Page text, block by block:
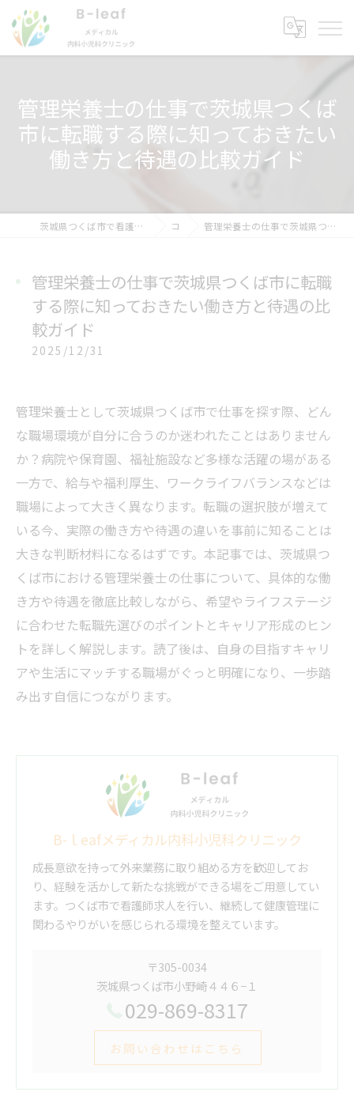
管理栄養士の仕事で茨城県つくば
市に転職する際に知っておきたい
働き方と待遇の比較ガイド
茨城県つくば市で看護師の求人ならB-leafメディカル内科小児科クリニック コラム 管理栄養士の仕事で茨城県つくば市に転職する際に知っておきたい働き方と待遇の比較ガイド
管理栄養士の仕事で茨城県つくば市に転職
する際に知っておきたい働き方と待遇の比
較ガイド
2025/12/31
管理栄養士として茨城県つくば市で仕事を探す際、どん
な職場環境が自分に合うのか迷われたことはありません
か？病院や保育園、福祉施設など多様な活躍の場がある
一方で、給与や福利厚生、ワークライフバランスなどは
職場によって大きく異なります。転職の選択肢が増えて
いる今、実際の働き方や待遇の違いを事前に知ることは
大きな判断材料になるはずです。本記事では、茨城県つ
くば市における管理栄養士の仕事について、具体的な働
き方や待遇を徹底比較しながら、希望やライフステージ
に合わせた転職先選びのポイントとキャリア形成のヒン
トを詳しく解説します。読了後は、自身の目指すキャリ
アや生活にマッチする職場がぐっと明確になり、一歩踏
み出す自信につながります。
B-ｌeafメディカル内科小児科クリニック
成長意欲を持って外来業務に取り組める方を歓迎してお
り、経験を活かして新たな挑戦ができる場をご用意してい
ます。つくば市で看護師求人を行い、継続して健康管理に
関わるやりがいを感じられる環境を整えています。
〒305-0034
茨城県つくば市小野崎４４６−１
029-869-8317
お問い合わせはこちら